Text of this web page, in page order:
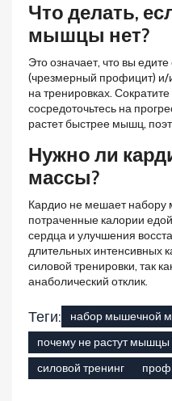
Что делать,
мышцы нет?
Это означает, что вы
(чрезмерный профицит) и/
на тренировках.
сосредоточьтесь на
растет быстрее мышц,
Нужно ли
массы?
Кардио не мешает набору
потраченные калории
сердца и улучшения
длительных интенсивных
силовой тренировки, так
анаболический отклик.
Теги:
набор мышечной
почему не растут мышцы
силовой тренинг